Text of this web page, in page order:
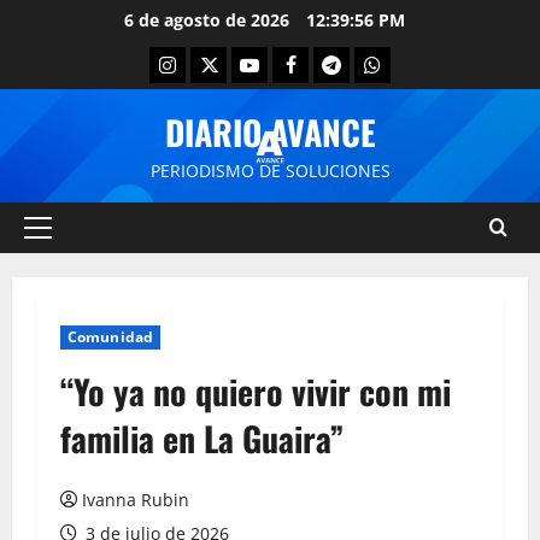
6 de agosto de 2026 12:39:56 PM
DIARIO AVANCE
PERIODISMO DE SOLUCIONES
Comunidad
​“Yo ya no quiero vivir con mi
familia en La Guaira”
Ivanna Rubin
3 de julio de 2026